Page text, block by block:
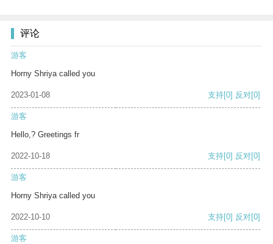
评论
游客
Horny Shriya called you
2023-01-08 支持[0] 反对[0]
游客
Hello,? Greetings fr
2022-10-18 支持[0] 反对[0]
游客
Horny Shriya called you
2022-10-10 支持[0] 反对[0]
游客